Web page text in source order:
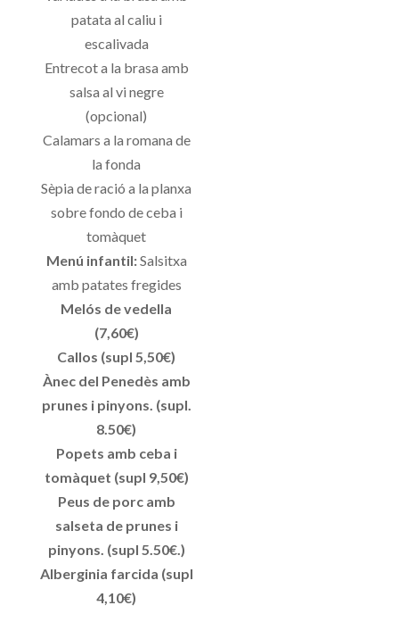
patata al caliu i
escalivada
Entrecot a la brasa amb
salsa al vi negre
(opcional)
Calamars a la romana de
la fonda
Sèpia de ració a la planxa
sobre fondo de ceba i
tomàquet
Menú infantil:Salsitxa
amb patates fregides
Melós de vedella
(7,60€)
Callos (supl 5,50€)
Ànec del Penedès amb
prunes i pinyons. (supl.
8.50€)
Popets amb ceba i
tomàquet (supl 9,50€)
Peus de porc amb
salseta de prunes i
pinyons. (supl 5.50€.)
Alberginia farcida (supl
4,10€)